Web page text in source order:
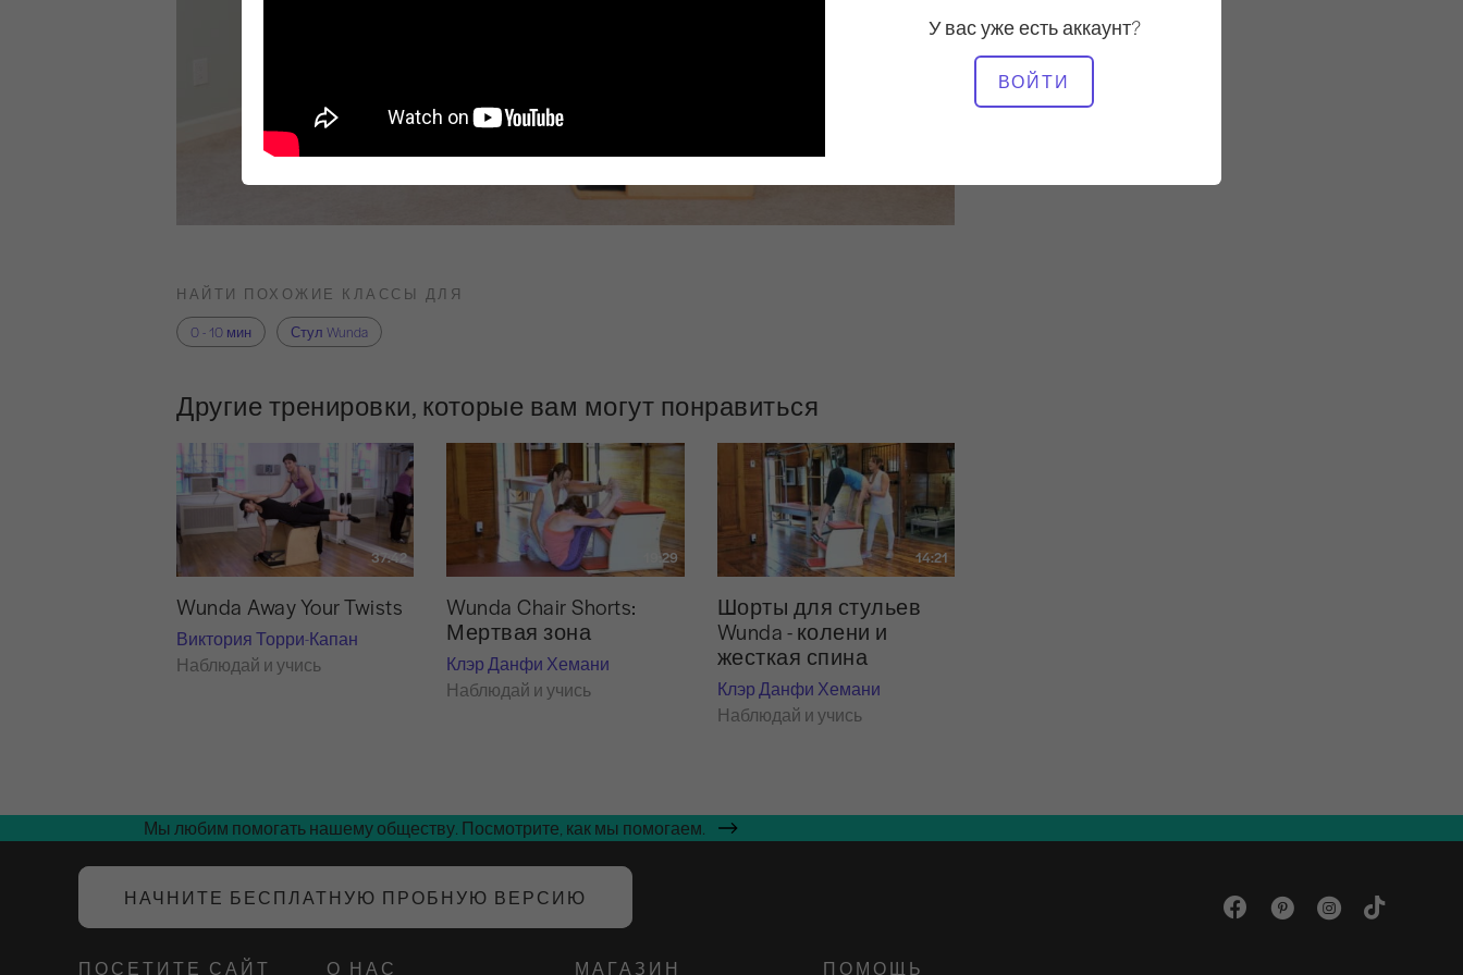
У вас уже есть аккаунт?
ВОЙТИ
НЕОБХОДИМОЕ
ОБОРУДОВАНИЕ
Стул Wunda
НАЙТИ ПОХОЖИЕ КЛАССЫ ДЛЯ
0 - 10 мин
Стул Wunda
Другие тренировки, которые вам могут понравиться
37:42
Wunda Away Your Twists
Виктория Торри-Капан
Наблюдай и учись
19:29
Wunda Chair Shorts:
Мертвая зона
Клэр Данфи Хемани
Наблюдай и учись
14:21
Шорты для стульев
Wunda - колени и
жесткая спина
Клэр Данфи Хемани
Наблюдай и учись
Мы любим помогать нашему обществу. Посмотрите, как мы помогаем.
НАЧНИТЕ БЕСПЛАТНУЮ ПРОБНУЮ ВЕРСИЮ
ПОСЕТИТЕ САЙТ О НАС МАГАЗИН ПОМОЩЬ